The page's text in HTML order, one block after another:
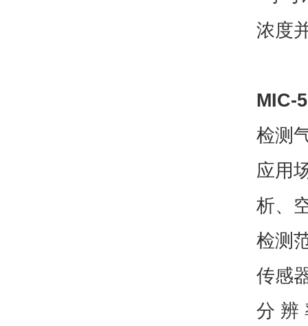
浓度
MIC-
检测
应用
析、
检测
传感
分 辨